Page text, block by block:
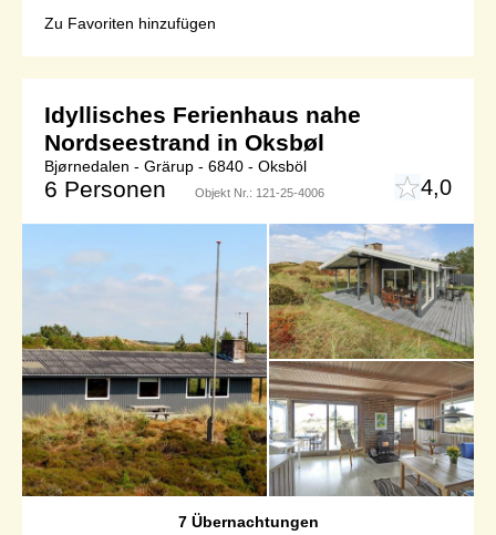
Zu Favoriten hinzufügen
Idyllisches Ferienhaus nahe
Nordseestrand in Oksbøl
Bjørnedalen - Grärup - 6840 - Oksböl
6 Personen Objekt Nr.: 121-25-4006 4,0
7 Übernachtungen